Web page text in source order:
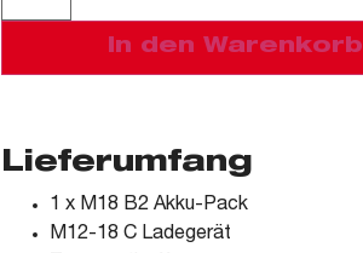
In den Warenkorb
Lieferumfang
1 x M18 B2 Akku-Pack
M12-18 C Ladegerät